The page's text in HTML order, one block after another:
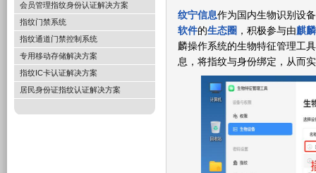
会员管理指纹身份认证解决方案
指纹门禁系统
指纹通道门禁控制系统
专用移动存储解决方案
指纹IC卡认证解决方案
居民身份证指纹认证解决方案
纹宁信息作为国内生物识别设
软件的生态圈 ，积极参与由麒
麟操作系统的生物特征管理工
息，将指纹与身份绑定，从而